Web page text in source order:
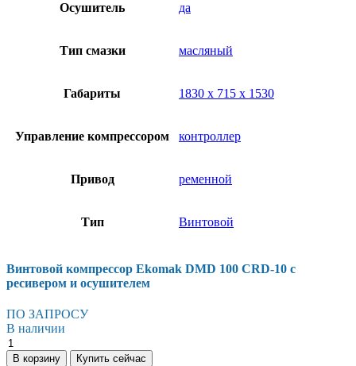
Осушитель да
Тип смазки масляный
Габариты 1830 х 715 х 1530
Управление компрессором контроллер
Привод ременной
Тип Винтовой
Винтовой компрессор Ekomak DMD 100 CRD-10 с
ресивером и осушителем
ПО ЗАПРОСУ
В наличии
Винтовой
компрессор
В корзину Купить сейчас